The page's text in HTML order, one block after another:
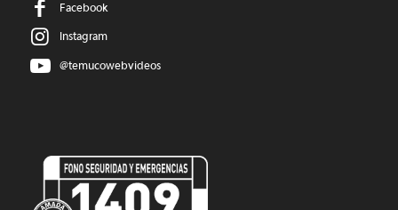
Facebook
Instagram
@temucowebvideos